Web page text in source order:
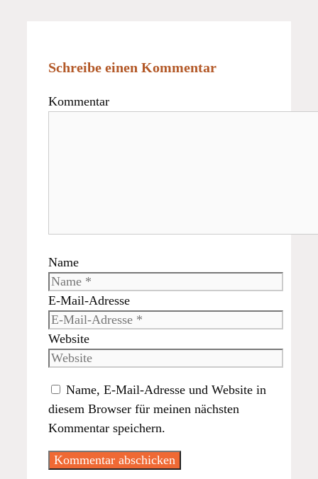
Schreibe einen Kommentar
Kommentar
Name
E-Mail-Adresse
Website
Name, E-Mail-Adresse und Website in
diesem Browser für meinen nächsten
Kommentar speichern.